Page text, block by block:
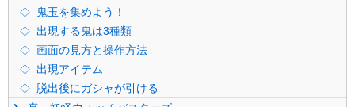
鬼玉を集めよう！
出現する鬼は3種類
画面の見方と操作方法
出現アイテム
脱出後にガシャが引ける